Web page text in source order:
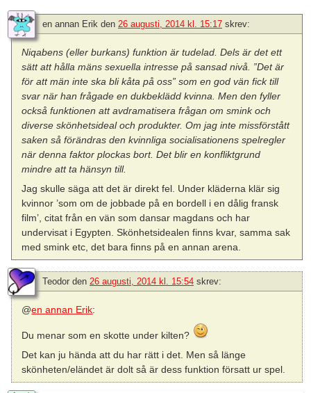
en annan Erik den 26 augusti, 2014 kl. 15:17 skrev:
Niqabens (eller burkans) funktion är tudelad. Dels är det ett
sätt att hålla mäns sexuella intresse på sansad nivå. ”Det är
för att män inte ska bli kåta på oss” som en god vän fick till
svar när han frågade en dukbeklädd kvinna. Men den fyller
också funktionen att avdramatisera frågan om smink och
diverse skönhetsideal och produkter. Om jag inte missförstått
saken så förändras den kvinnliga socialisationens spelregler
när denna faktor plockas bort. Det blir en konfliktgrund
mindre att ta hänsyn till.
Jag skulle säga att det är direkt fel. Under kläderna klär sig
kvinnor ’som om de jobbade på en bordell i en dålig fransk
film’, citat från en vän som dansar magdans och har
undervisat i Egypten. Skönhetsidealen finns kvar, samma sak
med smink etc, det bara finns på en annan arena.
Teodor den 26 augusti, 2014 kl. 15:54 skrev:
@en annan Erik:
Du menar som en skotte under kilten?
Det kan ju hända att du har rätt i det. Men så länge
skönheten/eländet är dolt så är dess funktion försatt ur spel.